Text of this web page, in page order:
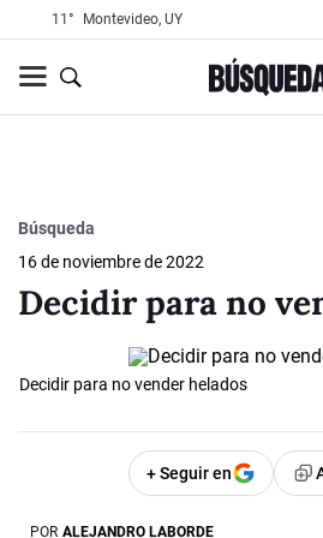
11° Montevideo, UY
Búsqueda
16 de noviembre de 2022
Decidir para no
Decidir para no vender helados
+ Seguir en
POR ALEJANDRO LABORDE